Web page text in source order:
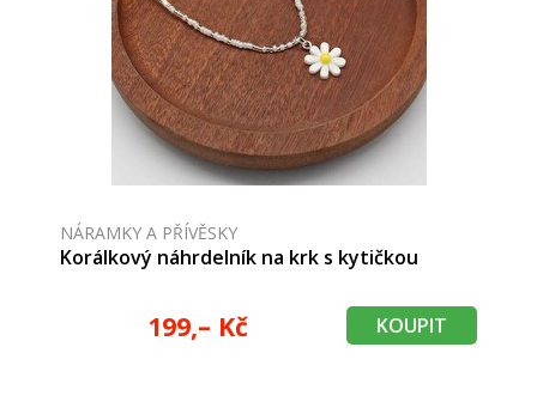
NÁRAMKY A PŘÍVĚSKY
Korálkový náhrdelník na krk s kytičkou
199,– Kč KOUPIT